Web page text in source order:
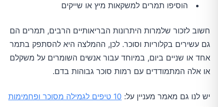
הוסיפו תמרים למשקאות מיץ או שייקים
חשוב לזכור שלמרות היתרונות הבריאותיים הרבים, תמרים הם
גם עשירים בקלוריות וסוכר. לכן, ההמלצה היא להסתפק בתמר
אחד או שניים ביום, במיוחד עבור אנשים השומרים על משקלם
או אלה המתמודדים עם רמות סוכר גבוהות בדם.
יש לנו גם מאמר מעניין על:
10 טיפים לגמילה מסוכר ופחמימות